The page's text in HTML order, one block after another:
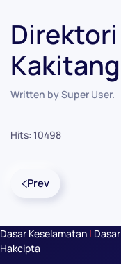
Direktori
Written by Super User.
Hits: 10498
Prev
Dasar Keselamatan |
Hakcipta